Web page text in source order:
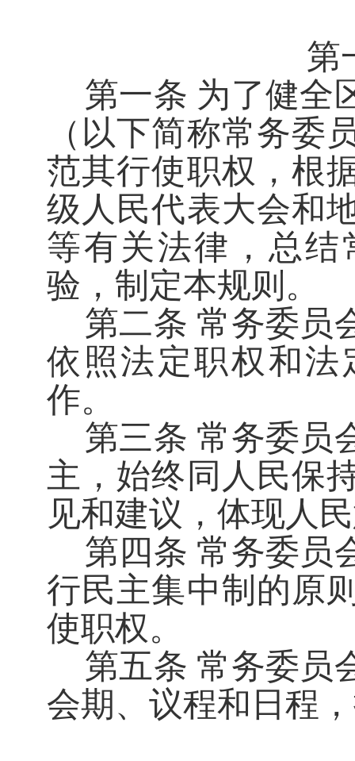
第
第一条 为了健全
（以下简称常务委
范其行使职权，根
级人民代表大会和
等有关法律，总
验，制定本规则。
第二条 常务委员
依照法定职权和
作。
第三条 常务委员
主，始终同人民保
见和建议，体现人
第四条 常务委员
行民主集中制的原
使职权。
第五条 常务委员
会期、议程和日程